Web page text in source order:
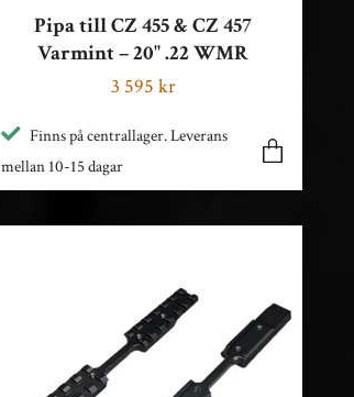
Pipa till CZ 455 & CZ 457
Varmint – 20" .22 WMR
3 595 kr
Finns på centrallager. Leverans
mellan 10-15 dagar